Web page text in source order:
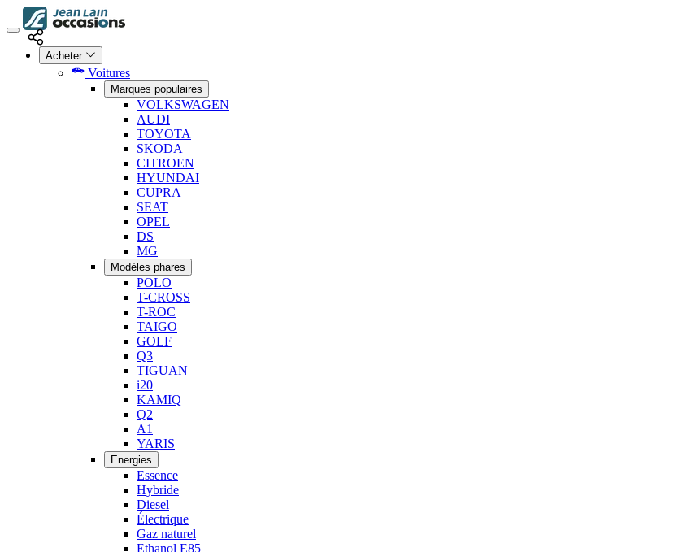
Acheter
Voitures
Marques populaires
VOLKSWAGEN
AUDI
TOYOTA
SKODA
CITROEN
HYUNDAI
CUPRA
SEAT
OPEL
DS
MG
Modèles phares
POLO
T-CROSS
T-ROC
TAIGO
GOLF
Q3
TIGUAN
i20
KAMIQ
Q2
A1
YARIS
Energies
Essence
Hybride
Diesel
Électrique
Gaz naturel
Ethanol E85